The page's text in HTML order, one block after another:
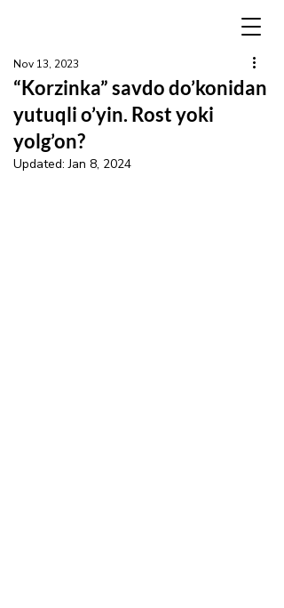
“Korzinka” savdo do’konidan
yutuqli o’yin. Rost yoki
yolg’on?
Nov 13, 2023
Updated:Jan 8, 2024